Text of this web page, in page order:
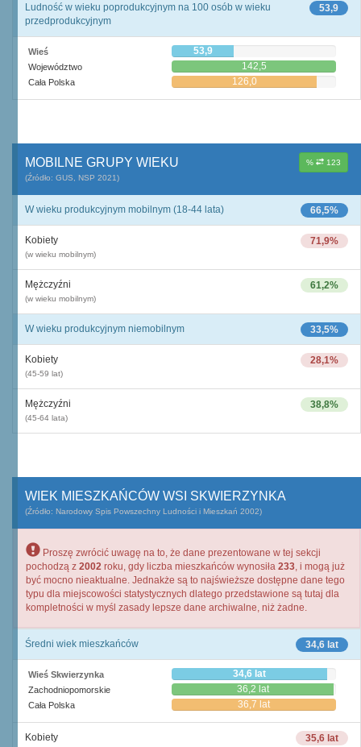
53,9
Ludność w wieku poprodukcyjnym na 100 osób w wieku
przedprodukcyjnym
Wieś 53,9
Województwo 142,5
Cała Polska 126,0
% 123
MOBILNE GRUPY WIEKU
(Źródło: GUS, NSP 2021)
66,5%
W wieku produkcyjnym mobilnym (18-44 lata)
71,9%
Kobiety
(w wieku mobilnym)
61,2%
Mężczyźni
(w wieku mobilnym)
33,5%
W wieku produkcyjnym niemobilnym
28,1%
Kobiety
(45-59 lat)
38,8%
Mężczyźni
(45-64 lata)
WIEK MIESZKAŃCÓW WSI SKWIERZYNKA
(Źródło: Narodowy Spis Powszechny Ludności i Mieszkań 2002)
Proszę zwrócić uwagę na to, że dane prezentowane w tej sekcji
pochodzą z 2002 roku, gdy liczba mieszkańców wynosiła 233, i mogą już
być mocno nieaktualne. Jednakże są to najświeższe dostępne dane tego
typu dla miejscowości statystycznych dlatego przedstawione są tutaj dla
kompletności w myśl zasady lepsze dane archiwalne, niż żadne.
34,6 lat
Średni wiek mieszkańców
Wieś Skwierzynka 34,6 lat
Zachodniopomorskie 36,2 lat
Cała Polska 36,7 lat
35,6 lat
Kobiety